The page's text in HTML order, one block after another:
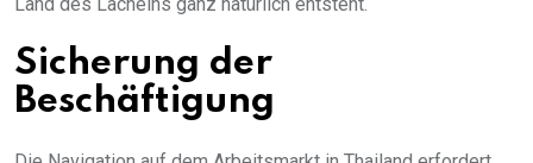
Sicherung der
Beschäftigung